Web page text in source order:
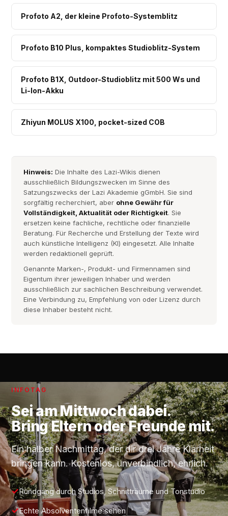
Profoto A2, der kleine Profoto-Systemblitz
Profoto B10 Plus, kompaktes Studioblitz-System
Profoto B1X, Outdoor-Studioblitz mit 500 Ws und
Li-Ion-Akku
Zhiyun MOLUS X100, pocket-sized COB
Hinweis: Die Inhalte des Lazi-Wikis dienen
ausschließlich Bildungszwecken im Sinne des
Satzungszwecks der Lazi Akademie gGmbH. Sie sind
sorgfältig recherchiert, aber ohne Gewähr für
Vollständigkeit, Aktualität oder Richtigkeit. Sie
ersetzen keine fachliche, rechtliche oder finanzielle
Beratung. Für Recherche und Erstellung der Texte wird
auch künstliche Intelligenz (KI) eingesetzt. Alle Inhalte
werden redaktionell geprüft.
Genannte Marken-, Produkt- und Firmennamen sind
Eigentum ihrer jeweiligen Inhaber und werden
ausschließlich zur sachlichen Beschreibung verwendet.
Eine Verbindung zu, Empfehlung von oder Lizenz durch
diese Inhaber besteht nicht.
INFOTAG
Sei amMittwochdabei.
Bring Eltern oder Freunde mit.
Ein halber Nachmittag, der dir drei Jahre Klarheit
bringen kann. Kostenlos, unverbindlich, ehrlich.
Rundgang durch Studios, Schnitträume und Tonstudio
Echte Absolventenfilme sehen